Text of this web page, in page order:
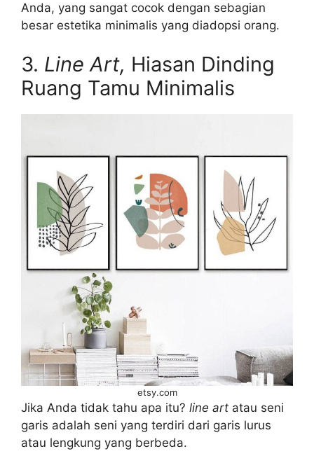
Anda, yang sangat cocok dengan sebagian
besar estetika minimalis yang diadopsi orang.
3. Line Art, Hiasan Dinding
Ruang Tamu Minimalis
etsy.com
Jika Anda tidak tahu apa itu? line art atau seni
garis adalah seni yang terdiri dari garis lurus
atau lengkung yang berbeda.